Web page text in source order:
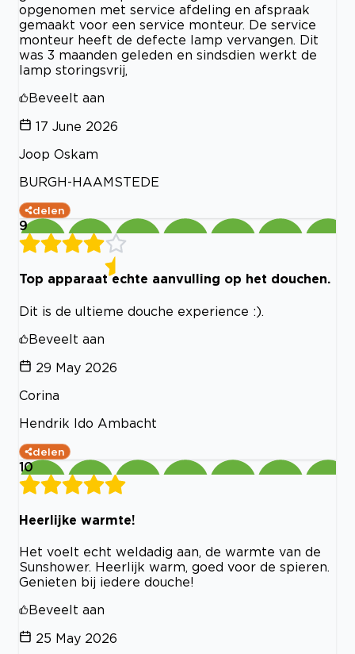
opgenomen met service afdeling en afspraak
gemaakt voor een service monteur. De service
monteur heeft de defecte lamp vervangen. Dit
was 3 maanden geleden en sindsdien werkt de
lamp storingsvrij,
Beveelt aan
17 June 2026
Joop Oskam
BURGH-HAAMSTEDE
delen
9
Top apparaat echte aanvulling op het douchen.
Dit is de ultieme douche experience :).
Beveelt aan
29 May 2026
Corina
Hendrik Ido Ambacht
delen
10
Heerlijke warmte!
Het voelt echt weldadig aan, de warmte van de
Sunshower. Heerlijk warm, goed voor de spieren.
Genieten bij iedere douche!
Beveelt aan
25 May 2026